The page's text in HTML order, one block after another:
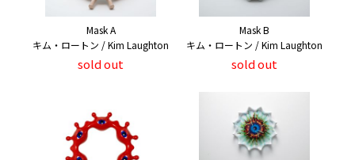
Mask A
キム・ロートン / Kim Laughton
sold out
Mask B
キム・ロートン / Kim Laughton
sold out